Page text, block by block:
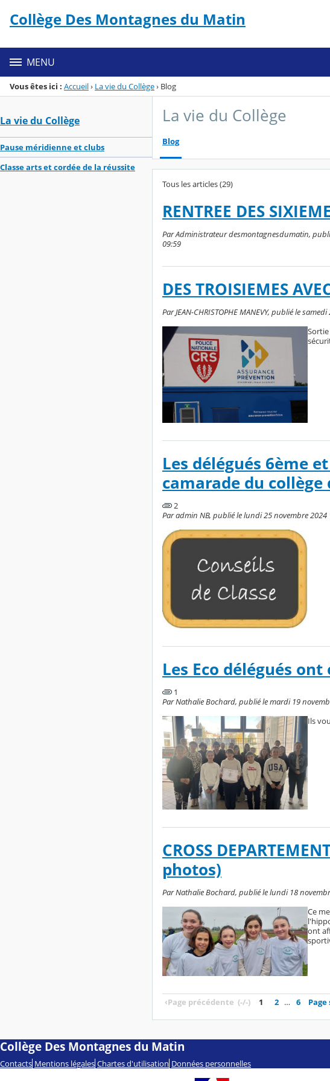
Menu de la rubrique
Contenu
Collège Des Montagnes du Matin
MENU
Vous êtes ici : Accueil› La vie du Collège› Blog
La vie du Collège
Pause méridienne et clubs
Classe arts et cordée de la réussite
La vie du Collège
Blog
Tous les articles (29)
RENTREE DES
Par Administrateur desmontagnesdumatin,
09:59
DES TROISIEMES
Par JEAN-CHRISTOPHE MANEVY, publié le
Les délégués 6ème
camarade du collège
2
Par admin NB, publié le lundi 25 novembre
Les Eco délégués ont
1
Par Nathalie Bochard, publié le mardi 19
Ils
CROSS
photos)
Par Nathalie Bochard, publié le lundi 18
Ce
ont
‹Page précédente (-/-) 1 2 … 6
Collège Des Montagnes du Matin
Contacts Mentions légales Chartes d'utilisation Données personnelles